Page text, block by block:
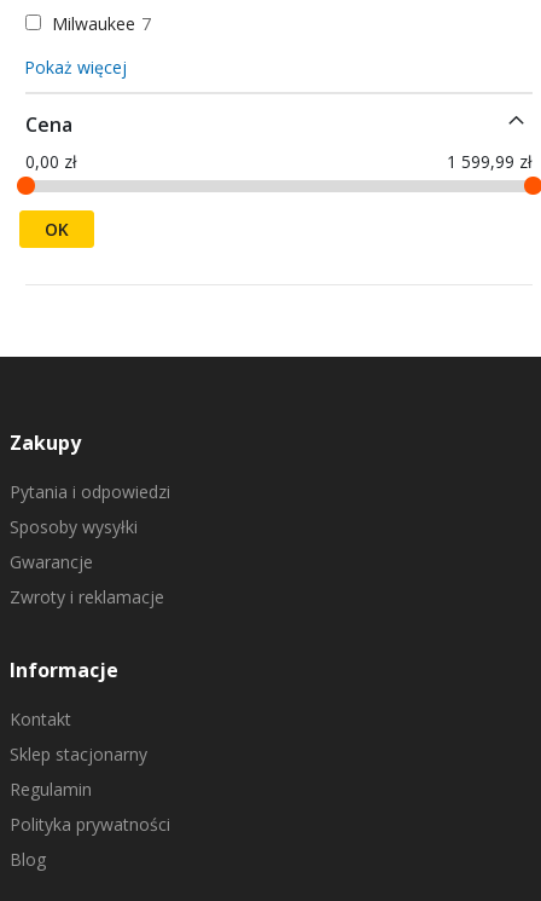
Milwaukee 7
Pokaż więcej
Cena
0,00 zł 1 599,99 zł
OK
Zakupy
Pytania i odpowiedzi
Sposoby wysyłki
Gwarancje
Zwroty i reklamacje
Informacje
Kontakt
Sklep stacjonarny
Regulamin
Polityka prywatności
Blog